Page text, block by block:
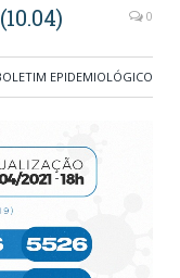
0
EPIDEMIOLÓGICO